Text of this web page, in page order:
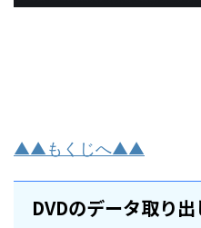
▲▲もくじへ▲▲
DVDのデータ取り